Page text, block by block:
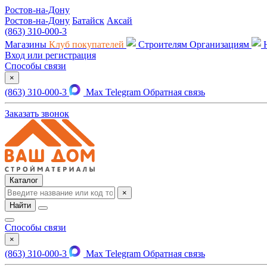
Ростов-на-Дону
Ростов-на-Дону Батайск Аксай
(863) 310-000-3
Магазины Клуб покупателей Строителям Организациям
Вход или регистрация
Способы связи
×
(863) 310-000-3 Max Telegram Обратная связь
Заказать звонок
Каталог
×
Найти
Способы связи
×
(863) 310-000-3 Max Telegram Обратная связь